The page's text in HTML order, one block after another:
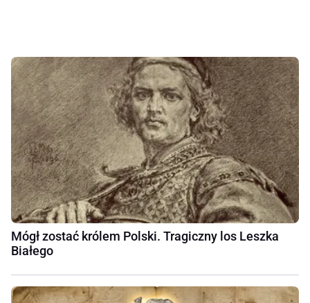
Mógł zostać królem Polski. Tragiczny los Leszka
Białego